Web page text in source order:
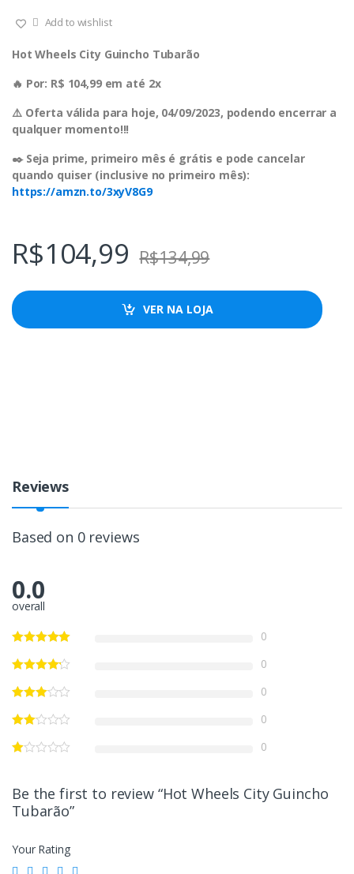
Add to wishlist
Hot Wheels City Guincho Tubarão
🔥 Por: R$ 104,99 em até 2x
⚠️ Oferta válida para hoje, 04/09/2023, podendo encerrar a
qualquer momento!!!
✒️ Seja prime, primeiro mês é grátis e pode cancelar
quando quiser (inclusive no primeiro mês):
https://amzn.to/3xyV8G9
R$104,99 R$134,99
VER NA LOJA
Reviews
Based on 0 reviews
0.0
overall
0
0
0
0
0
Be the first to review “Hot Wheels City Guincho
Tubarão”
Your Rating